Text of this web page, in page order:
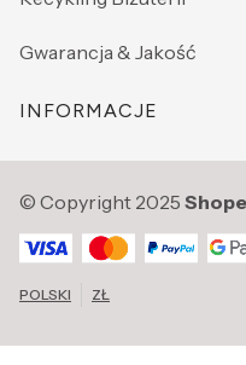
Gwarancja & Jakość
INFORMACJE
© Copyright 2025
POLSKI ZŁ